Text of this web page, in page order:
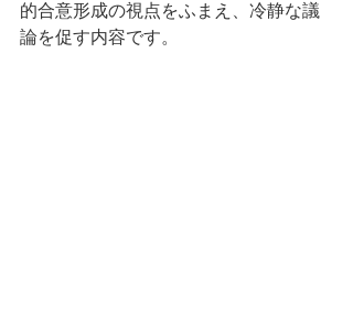
的合意形成の視点をふまえ、冷静な議
論を促す内容です。